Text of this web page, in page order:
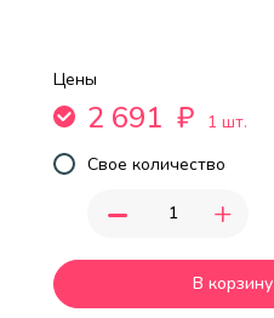
Цены
2 691 ₽
1 шт.
Свое количество
- +
В корзину